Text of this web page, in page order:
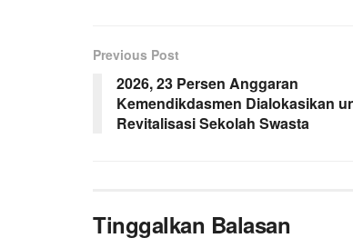
Previous Post
2026, 23 Persen Anggaran
Kemendikdasmen Dialokasikan
Revitalisasi Sekolah Swasta
Tinggalkan Balasan